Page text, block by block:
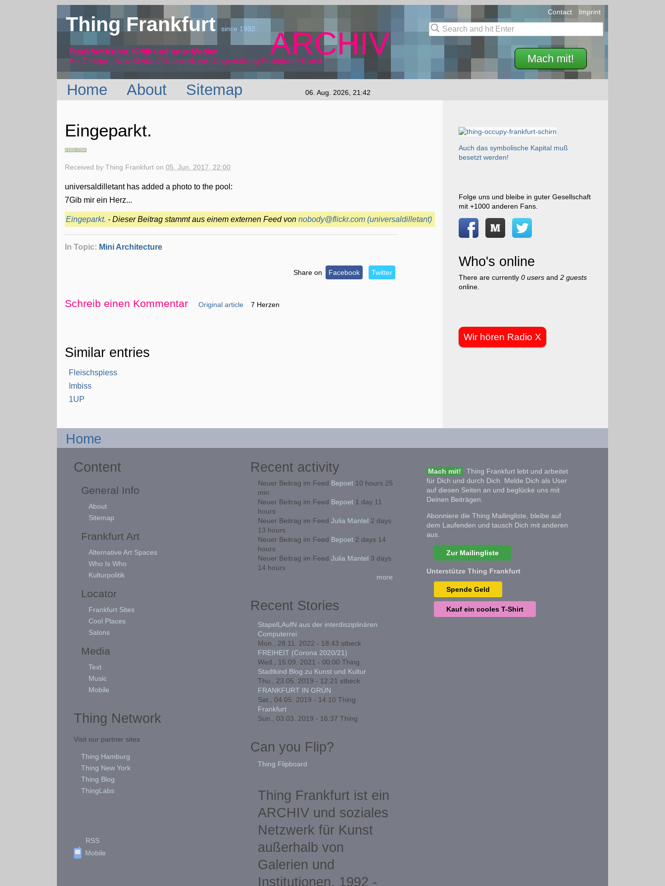
Thing Frankfurtsince 1992
Frankfurt Kunst, Kritik und neue Medien
Art, Critique, New Media // Netzwerk
ARCHIV
zur Umgestaltung Frankfurter Kunst Mach mit!
Contact Imprint
Home About Sitemap 06. Aug. 2026, 21:42
Eingeparkt.
FEED ITEM
Received byThing Frankfurt on05. Jun. 2017, 22:00
universaldilletant has added a photo to the pool:
7Gib mir ein Herz...
Eingeparkt. - Dieser Beitrag stammt aus einem externen Feed vonnobody@flickr.com (universaldilletant)
In Topic: Mini Architecture
Share on Facebook Twitter
Schreib einen Kommentar Original article 7 Herzen
Similar entries
Fleischspiess
Imbiss
1UP
Auch das symbolische Kapital muß
besetzt werden!
Folge uns und bleibe in guter Gesellschaft
mit +1000 anderen Fans.
Who's online
There are currently 0 usersand 2 guests
online.
Wir hören Radio X
Home
Content
General Info
About
Sitemap
Frankfurt Art
Alternative Art Spaces
Who Is Who
Kulturpolitik
Locator
Frankfurt Sites
Cool Places
Salons
Media
Text
Music
Mobile
Thing Network
Visit our partner sites
Thing Hamburg
Thing New York
Thing Blog
ThingLabs
RSS
Mobile
Recent activity
Neuer Beitrag im Feed Bepoet10 hours 25
min
Neuer Beitrag im Feed Bepoet1 day 11
hours
Neuer Beitrag im Feed Julia Mantel 2 days
13 hours
Neuer Beitrag im Feed Bepoet2 days 14
hours
Neuer Beitrag im Feed Julia Mantel 3 days
14 hours
more
Recent Stories
StapelLAufN aus der interdisziplinären
Computerrei
Mon., 28.11. 2022 - 18:43 stbeck
FREIHEIT (Corona 2020/21)
Wed., 15.09. 2021 - 00:00 Thing
Stadtkind Blog zu Kunst und Kultur
Thu., 23.05. 2019 - 12:21 stbeck
FRANKFURT IN GRÜN
Sat., 04.05. 2019 - 14:10 Thing
Frankfurt
Sun., 03.03. 2019 - 16:37 Thing
Can you Flip?
Thing Flipboard
Thing Frankfurt ist ein
ARCHIV und soziales
Netzwerk für Kunst
außerhalb von
Galerien und
Institutionen, 1992 -
Mach mit!
Thing Frankfurt lebt und arbeitet
für Dich und durch Dich. Melde Dich als User
auf diesen Seiten an und beglücke uns mit
Deinen Beiträgen.
Abonniere die Thing Mailingliste, bleibe auf
dem Laufenden und tausch Dich mit anderen
aus.
Zur Mailingliste
Unterstütze Thing Frankfurt
Spende Geld
Kauf ein cooles T-Shirt